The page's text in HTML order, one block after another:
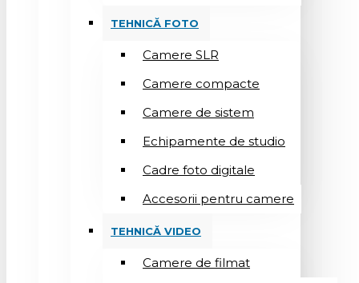
TEHNICĂ FOTO
Camere SLR
Camere compacte
Camere de sistem
Echipamente de studio
Cadre foto digitale
Accesorii pentru camere
TEHNICĂ VIDEO
Camere de filmat